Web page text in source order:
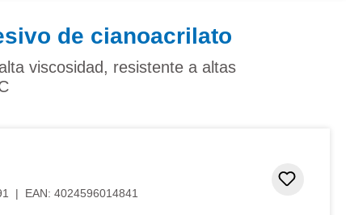
de cianoacrilato
viscosidad, resistente a altas
| EAN: 4024596014841